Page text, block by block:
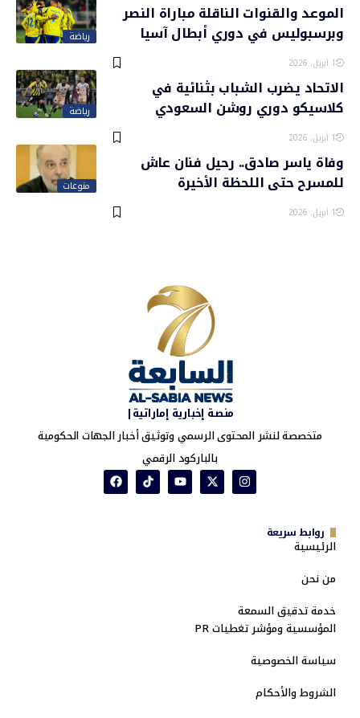
رياضة
الموعد والقنوات الناقلة مباراة النصر
وبرسبوليس في دوري أبطال آسيا
1 أبريل، 2026
رياضة
الاتحاد يضرب الشباب بثنائية في
كلاسيكو دوري روشن السعودي
1 أبريل، 2026
منوعات
وفاة ياسر صادق.. رحيل فنان عاش
للمسرح حتى اللحظة الأخيرة
1 أبريل، 2026
منصة إخبارية إماراتية|
متخصصة لنشر المحتوى الرسمي وتوثيق أخبار الجهات الحكومية
بالباركود الرقمي
روابط سريعة
الرئيسية
من نحن
خدمة تدقيق السمعة
المؤسسية ومؤشر تغطيات PR
سياسة الخصوصية
الشروط والأحكام